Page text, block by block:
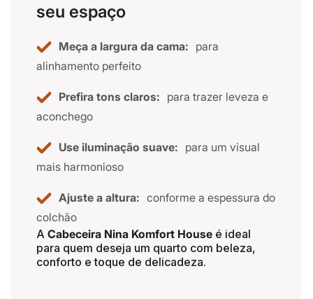
seu espaço
Meça a largura da cama: para
alinhamento perfeito
Prefira tons claros: para trazer leveza e
aconchego
Use iluminação suave: para um visual
mais harmonioso
Ajuste a altura: conforme a espessura do
colchão
A Cabeceira Nina Komfort House é ideal
para quem deseja um quarto com beleza,
conforto e toque de delicadeza.